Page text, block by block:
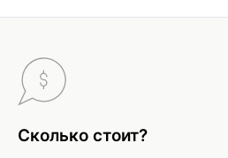
Сколько стоит?